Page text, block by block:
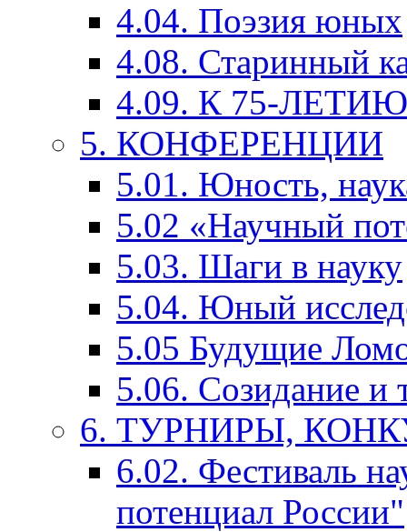
4.04. Поэзия юных
4.08. Старинный
4.09. К 75-
5. КОНФЕРЕНЦИИ
5.01. Юность,
5.02 «Научный
5.03. Шаги в науку
5.04. Юный
5.05 Будущие
5.06. Созидание и
6. ТУРНИРЫ,
6.02. Фестиваль
потенциал России"